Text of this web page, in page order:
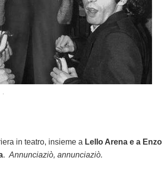
.
in teatro, insieme a Lello Arena e a Enzo
. Annunciaziò, annunciaziò.